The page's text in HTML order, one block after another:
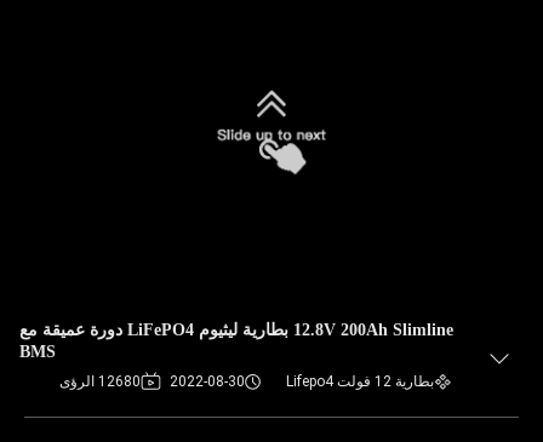
12.8V 200Ah Slimline بطارية ليثيوم LiFePO4 دورة عميقة مع
BMS
بطارية 12 فولت Lifepo4 2022-08-30 12680 الرؤى